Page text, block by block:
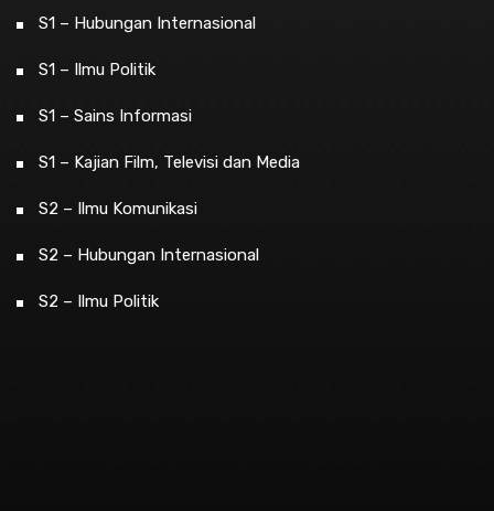
S1 – Hubungan Internasional
S1 – Ilmu Politik
S1 – Sains Informasi
S1 – Kajian Film, Televisi dan Media
S2 – Ilmu Komunikasi
S2 – Hubungan Internasional
S2 – Ilmu Politik